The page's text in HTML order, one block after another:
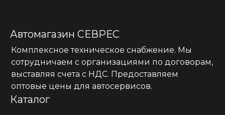
Автомагазин СЕВРЕС
Комплексное техническое снабжение. Мы
сотрудничаем с организациями по договорам,
выставляя счета с НДС. Предоставляем
оптовые цены для автосервисов.
Каталог